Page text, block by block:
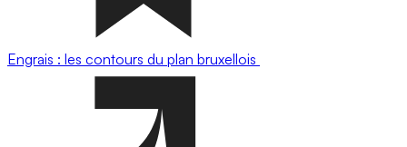
Engrais : les contours du plan bruxellois